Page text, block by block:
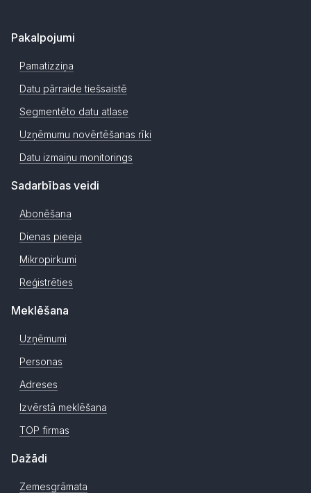
Pakalpojumi
Pamatizziņa
Datu pārraide tiešsaistē
Segmentēto datu atlase
Uzņēmumu novērtēšanas rīki
Datu izmaiņu monitorings
Sadarbības veidi
Abonēšana
Dienas pieeja
Mikropirkumi
Reģistrēties
Meklēšana
Uzņēmumi
Personas
Adreses
Izvērstā meklēšana
TOP firmas
Dažādi
Zemesgrāmata